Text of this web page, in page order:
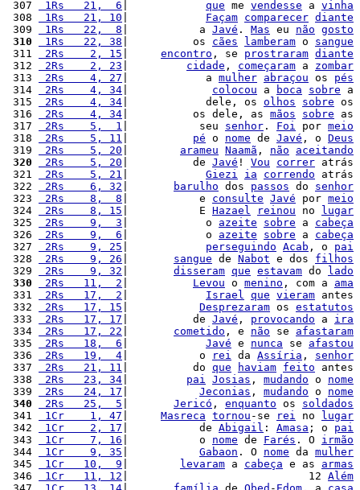
307
1Rs   21,  6 que me vendesse a vinha
308
1Rs   21, 10 Façam comparecer diante
309
1Rs   22,  8 |           a Javé . Mas eu não gosto
310
1Rs   22, 38 |          os cães lamberam o sangue
311
2Rs    2, 15 encontro , se prostraram diante
312
2Rs    2, 23 cidade , começaram a zombar
313
2Rs    4, 27 |            a mulher abraçou os pés
314
2Rs    4, 34 colocou a boca sobre a
315
2Rs    4, 34 |            dele, os olhos sobre os
316
2Rs    4, 34 |          os dele, as mãos sobre as
317
2Rs    5,  1 |           seu senhor . Foi por meio
318
2Rs    5, 11 pé o nome de Javé , o Deus
319
2Rs    5, 20 arameu Naamã , não
aceitando
320
2Rs    5, 20 |          de Javé ! Vou correr atrás
321
2Rs    5, 21 Giezi ia correndo atrás
322
2Rs    6, 32 barulho dos passos do senhor
323
2Rs    8,  8 |           e consulte Javé por meio
324
2Rs    8, 15 |           E Hazael reinou no
lugar
325
2Rs    9,  3 |            o azeite sobre a cabeça
326
2Rs    9,  6 |            o azeite sobre a cabeça
327
2Rs    9, 25 perseguindo Acab , o pai
328
2Rs    9, 26 sangue de Nabot e dos filhos
329
2Rs    9, 32 disseram que estavam do
lado
330
2Rs   11,  2 Levou o menino , com a ama
331
2Rs   17,  2 Israel que vieram antes
332
2Rs   17, 15 Desprezaram os estatutos
333
2Rs   17, 17 |          de Javé , provocando a ira
334
2Rs   17, 22 cometido , e não se afastaram
335
2Rs   18,  6 Javé e nunca se afastou
336
2Rs   19,  4 |           o rei da Assíria , senhor
337
2Rs   21, 11 |          do que haviam feito antes
338
2Rs   23, 34 pai Josias , mudando o nome
339
2Rs   24, 17 Jeconias , mudando o nome
340
2Rs   25,  5 Jericó , enquanto os soldados
341
1Cr    1, 47 Masreca tornou -se rei no
lugar
342
1Cr    2, 17 |           de Abigail : Amasa ; o pai
343
1Cr    7, 16 |           o nome de Farés . O irmão
344
1Cr    9, 35 Gabaon . O nome da mulher
345
1Cr   10,  9 levaram a cabeça e as armas
346
1Cr   11, 12 |                            12 Além